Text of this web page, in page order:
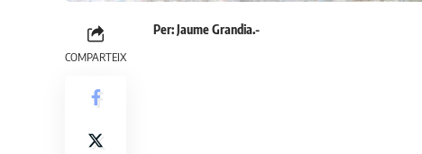
COMPARTEIX
Per: Jaume Grandia.-